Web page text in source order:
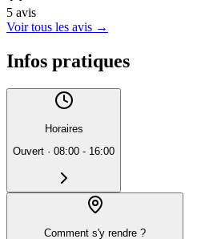
5 avis
Voir tous les avis →
Infos pratiques
Horaires
Ouvert · 08:00 - 16:00
Comment s'y rendre ?